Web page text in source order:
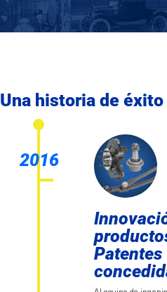
Una historia de
2016
Patentes